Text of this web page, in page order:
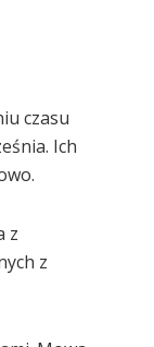
czasu
Ich
z
z